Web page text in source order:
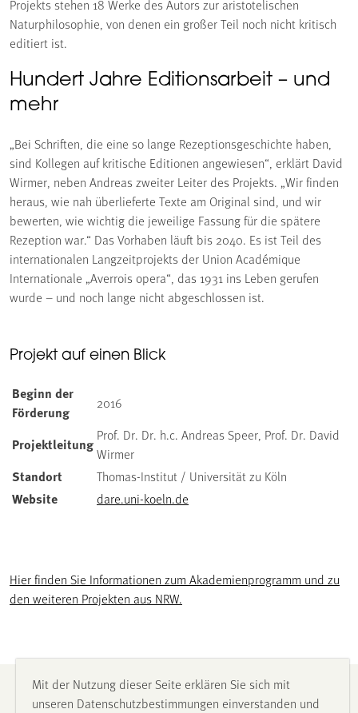
Projekts stehen 18 Werke des Autors zur aristotelischen
Naturphilosophie, von denen ein großer Teil noch nicht kritisch
editiert ist.
Hundert Jahre Editionsarbeit – und
mehr
„Bei Schriften, die eine so lange Rezeptionsgeschichte haben,
sind Kollegen auf kritische Editionen angewiesen“, erklärt David
Wirmer, neben Andreas zweiter Leiter des Projekts. „Wir finden
heraus, wie nah überlieferte Texte am Original sind, und wir
bewerten, wie wichtig die jeweilige Fassung für die spätere
Rezeption war.“ Das Vorhaben läuft bis 2040. Es ist Teil des
internationalen Langzeitprojekts der Union Académique
Internationale „Averrois opera“, das 1931 ins Leben gerufen
wurde – und noch lange nicht abgeschlossen ist.
Projekt auf einen Blick
Beginn der
Förderung
2016
Projektleitung
Prof. Dr. Dr. h.c. Andreas Speer, Prof. Dr. David
Wirmer
Standort Thomas-Institut / Universität zu Köln
Website dare.uni-koeln.de
Hier finden Sie Informationen zum Akademienprogramm und zu
den weiteren Projekten aus NRW.
Impressum
Mit der Nutzung dieser Seite erklären Sie sich mit
unseren Datenschutzbestimmungen einverstanden und